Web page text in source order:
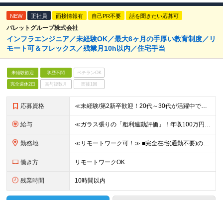
NEW 正社員 面接情報有 自己PR不要 話を聞きたい応募可
バレットグループ株式会社
インフラエンジニア／未経験OK／最大6ヶ月の手厚い教育制度／リ
モート可＆フレックス／残業月10h以内／住宅手当
未経験歓迎 学歴不問 ベテランOK
完全週休2日 賞与複数月 面接1回
応募資格 ≪未経験/第2新卒歓迎！20代～30代が活躍中です≫ インフラエンジニアを本気で目指したい方／これまでの経験・スキルは一切不問です ◆学歴不問 ≪1つでも当てはまる方はぜひご応募ください！≫ ■自
給与 ≪ガラス張りの「粗利連動評価」！年収100万円アップの実績あり≫ ■想定年収400万円～1200万円 月給30万円～100万円＋粗利インセンティブ ※経験・スキル・前給を考慮の上、上記に限らず柔軟に
勤務地 ≪リモートワーク可！≫ ■完全在宅(通勤不要)の場合…地方に在住したままフルリモートでの勤務も可能です ■出社の場合…本社または首都圏の各プロジェクト先 ★転居をともなう転勤はありません ★受託案件
働き方 リモートワークOK
残業時間 10時間以内